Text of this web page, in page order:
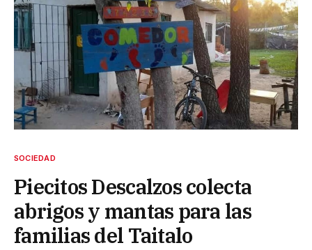
SOCIEDAD
Piecitos Descalzos colecta
abrigos y mantas para las
familias del Taitalo